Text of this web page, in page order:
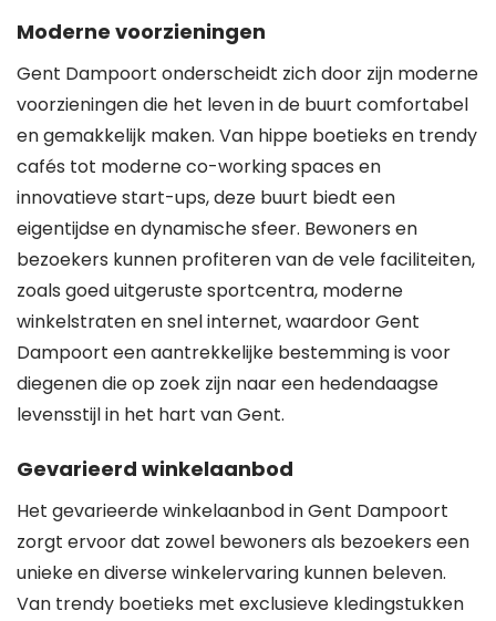
Moderne voorzieningen
Gent Dampoort onderscheidt zich door zijn moderne
voorzieningen die het leven in de buurt comfortabel
en gemakkelijk maken. Van hippe boetieks en trendy
cafés tot moderne co-working spaces en
innovatieve start-ups, deze buurt biedt een
eigentijdse en dynamische sfeer. Bewoners en
bezoekers kunnen profiteren van de vele faciliteiten,
zoals goed uitgeruste sportcentra, moderne
winkelstraten en snel internet, waardoor Gent
Dampoort een aantrekkelijke bestemming is voor
diegenen die op zoek zijn naar een hedendaagse
levensstijl in het hart van Gent.
Gevarieerd winkelaanbod
Het gevarieerde winkelaanbod in Gent Dampoort
zorgt ervoor dat zowel bewoners als bezoekers een
unieke en diverse winkelervaring kunnen beleven.
Van trendy boetieks met exclusieve kledingstukken